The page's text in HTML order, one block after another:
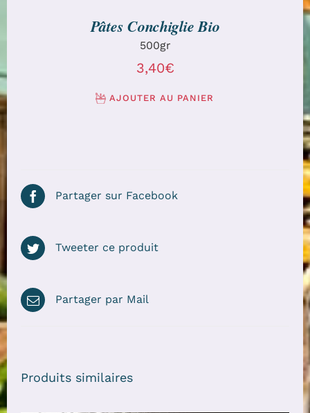
Pâtes Conchiglie Bio
500gr
3,40€
AJOUTER AU PANIER
Partager sur Facebook
Tweeter ce produit
Partager par Mail
Produits similaires